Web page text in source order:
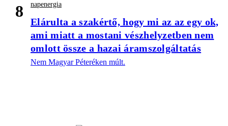
8 napenergia
Elárulta a szakértő, hogy mi az az egy ok,
ami miatt a mostani vészhelyzetben nem
omlott össze a hazai áramszolgáltatás
Nem Magyar Péteréken múlt.